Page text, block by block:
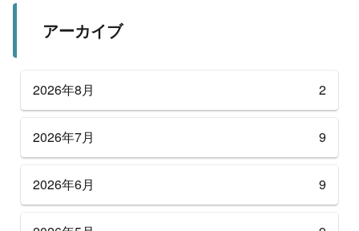
アーカイブ
2026年8月 2
2026年7月 9
2026年6月 9